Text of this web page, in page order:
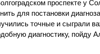
проспекте у
для постановки
точные и сыграли
диагностику, пойду